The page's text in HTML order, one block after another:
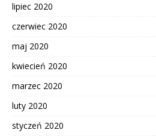
lipiec 2020
czerwiec 2020
maj 2020
kwiecień 2020
marzec 2020
luty 2020
styczeń 2020